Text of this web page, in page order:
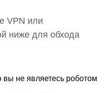
VPN или
ниже для обхода
вы не являетесь роботом